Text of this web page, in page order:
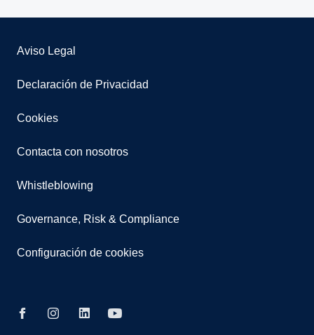
Aviso Legal
Declaración de Privacidad
Cookies
Contacta con nosotros
Whistleblowing
Governance, Risk & Compliance
Configuración de cookies